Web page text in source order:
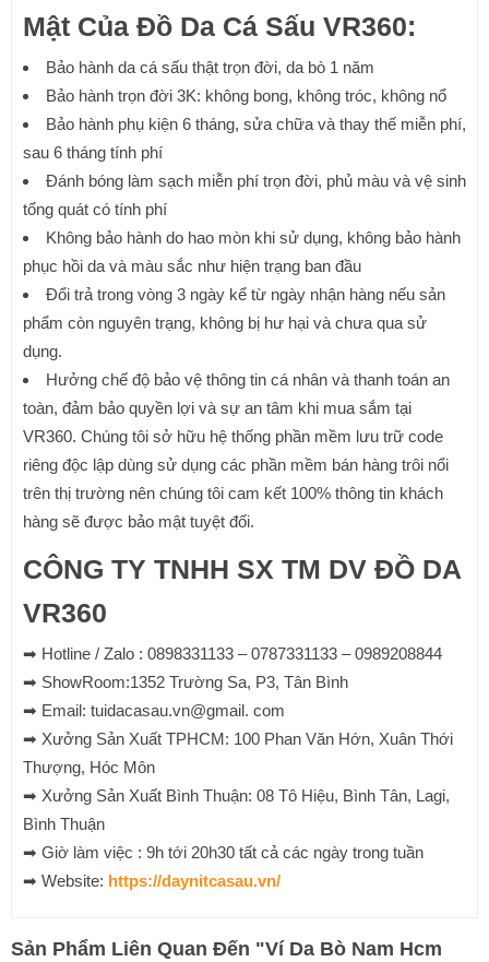
Mật Của Đồ Da Cá Sấu VR360:
Bảo hành da cá sấu thật trọn đời, da bò 1 năm
Bảo hành trọn đời 3K: không bong, không tróc, không nổ
Bảo hành phụ kiện 6 tháng, sửa chữa và thay thế miễn phí,
sau 6 tháng tính phí
Đánh bóng làm sạch miễn phí trọn đời, phủ màu và vệ sinh
tổng quát có tính phí
Không bảo hành do hao mòn khi sử dụng, không bảo hành
phục hồi da và màu sắc như hiện trạng ban đầu
Đổi trả trong vòng 3 ngày kể từ ngày nhận hàng nếu sản
phẩm còn nguyên trạng, không bị hư hại và chưa qua sử
dụng.
Hưởng chế độ bảo vệ thông tin cá nhân và thanh toán an
toàn, đảm bảo quyền lợi và sự an tâm khi mua sắm tại
VR360. Chúng tôi sở hữu hệ thống phần mềm lưu trữ code
riêng độc lập dùng sử dụng các phần mềm bán hàng trôi nổi
trên thị trường nên chúng tôi cam kết 100% thông tin khách
hàng sẽ được bảo mật tuyệt đối.
CÔNG TY TNHH SX TM DV ĐỒ DA
VR360
➡ Hotline / Zalo : 0898331133 – 0787331133 – 0989208844
➡ ShowRoom:1352 Trường Sa, P3, Tân Bình
➡ Email: tuidacasau.vn@gmail. com
➡ Xưởng Sản Xuất TPHCM: 100 Phan Văn Hớn, Xuân Thới
Thượng, Hóc Môn
➡ Xưởng Sản Xuất Bình Thuận: 08 Tô Hiệu, Bình Tân, Lagi,
Bình Thuận
➡ Giờ làm việc : 9h tới 20h30 tất cả các ngày trong tuần
➡ Website: https://daynitcasau.vn/
Sản Phẩm Liên Quan Đến "Ví Da Bò Nam Hcm